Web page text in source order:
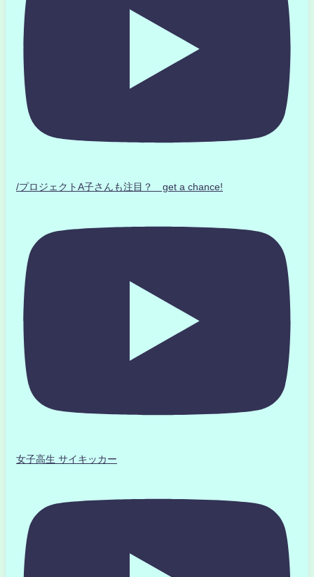
/プロジェクトA子さんも注目？ get a chance!
女子高生 サイキッカー